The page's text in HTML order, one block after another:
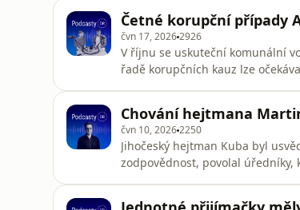
epizod svým darem:https://
Četné korupční případy
čvn 17, 20262926
V říjnu se uskuteční komunální
řadě korupčních kauz lze
Pomozte nám udržet
drDěkujeme! 💙
Chování hejtmana
čvn 10, 20262250
Jihočeský hejtman Kuba byl
zodpovědnost, povolal